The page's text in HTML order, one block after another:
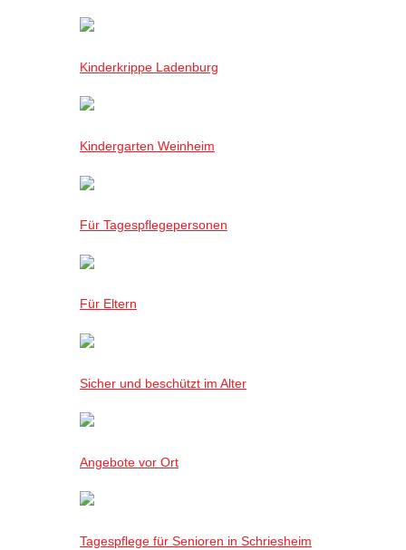
Kinderkrippe Ladenburg
Kindergarten Weinheim
Für Tagespflegepersonen
Für Eltern
Sicher und beschützt im Alter
Angebote vor Ort
Tagespflege für Senioren in Schriesheim